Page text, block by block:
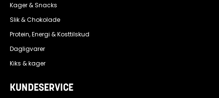
Kager & Snacks
Slik & Chokolade
Protein, Energi & Kosttilskud
Dagligvarer
Kiks & kager
KUNDESERVICE